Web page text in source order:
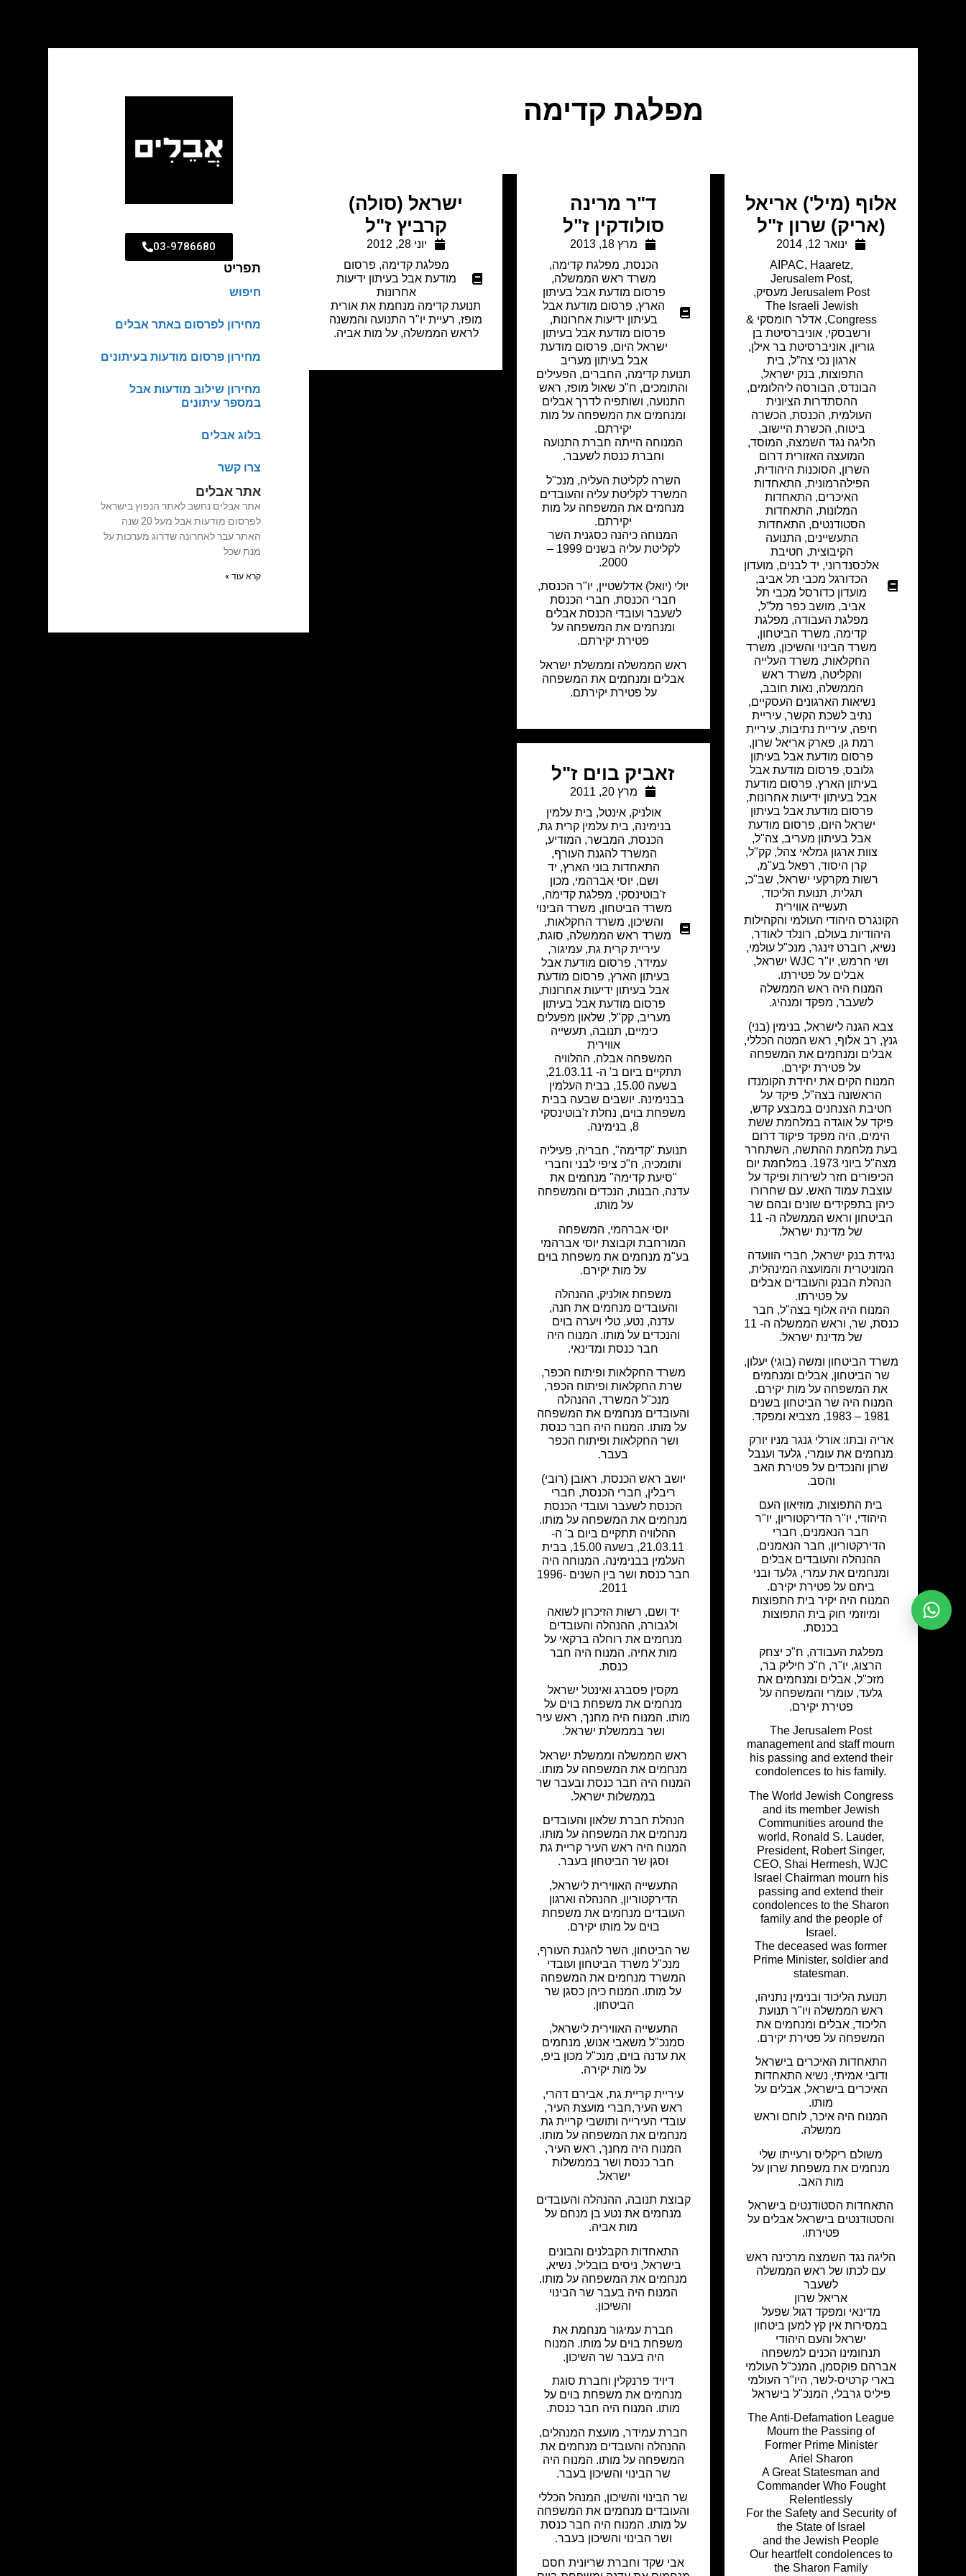
מפלגת קדימה
אלוף (מיל') אריאל
(אריק) שרון ז"ל
ינואר 12, 2014
AIPAC, Haaretz,
Jerusalem Post,
Jerusalem Post מעסיק
,
The Israeli Jewish
Congress
, אדלר חומסקי &
ורשבסקי, אוניברסיטת בן
גוריון, אוניברסיטת בר אילן,
ארגון נכי צה”ל, בית
התפוצות, בנק ישראל,
הבונדס, הבורסה ליהלומים,
ההסתדרות הציונית
העולמית, הכנסת, הכשרה
ביטוח, הכשרת היישוב,
הליגה נגד השמצה, המוסד,
המועצה האזורית דרום
השרון, הסוכנות היהודית,
הפילהרמונית, התאחדות
האיכרים, התאחדות
המלונות, התאחדות
הסטודנטים, התאחדות
התעשיינים, התנועה
הקיבוצית, חטיבת
אלכסנדרוני, יד לבנים, מועדון
הכדורגל מכבי תל אביב,
מועדון כדורסל מכבי תל
אביב, מושב כפר מל”ל,
מפלגת העבודה, מפלגת
קדימה, משרד הביטחון,
משרד הבינוי והשיכון, משרד
החקלאות, משרד העלייה
והקליטה, משרד ראש
הממשלה, נאות חובב,
נשיאות הארגונים העסקיים,
נתיב לשכת הקשר,עיריית
חיפה,עיריית נתיבות,עיריית
רמת גן, פארק אריאל שרון,
פרסום מודעת אבל בעיתון
גלובס, פרסום מודעת אבל
בעיתון הארץ, פרסום מודעת
אבל בעיתון ידיעות אחרונות,
פרסום מודעת אבל בעיתון
ישראל היום, פרסום מודעת
אבל בעיתון מעריב, צה"ל,
צוות ארגון גמלאי צהל, קק"ל,
קרן היסוד, רפאל בע"מ,
רשות מקרקעי ישראל, שב"כ,
תגלית, תנועת הליכוד,
תעשייה אווירית
הקונגרס היהודי העולמי והקהילות
היהודיות בעולם, רונלד לאודר,
נשיא, רוברט זינגר, מנכ"ל עולמי,
ושי חרמש, יו"ר WJC ישראל,
אבלים על פטירתו.
המנוח היה ראש הממשלה
לשעבר, מפקד ומנהיג.
צבא הגנה לישראל, בנימין (בני)
גנץ, רב אלוף, ראש המטה הכללי,
אבלים ומנחמים את המשפחה
על פטירת יקירם.
המנוח הקים את יחידת הקומנדו
הראשונה בצה"ל, פיקד על
חטיבת הצנחנים במבצע קדש,
פיקד על אוגדה במלחמת ששת
הימים, היה מפקד פיקוד דרום
בעת מלחמת ההתשה, השתחרר
מצה"ל ביוני 1973. במלחמת יום
הכיפורים חזר לשירות ופיקד על
עוצבת עמוד האש. עם שחרורו
כיהן בתפקידים שונים ובהם שר
הביטחון וראש הממשלה ה- 11
של מדינת ישראל.
נגידת בנק ישראל, חברי הוועדה
המוניטרית והמועצה המינהלית,
הנהלת הבנק והעובדים אבלים
על פטירתו.
המנוח היה אלוף בצה"ל, חבר
כנסת, שר, וראש הממשלה ה- 11
של מדינת ישראל.
משרד הביטחון ומשה (בוגי) יעלון,
שר הביטחון, אבלים ומנחמים
את המשפחה על מות יקירם.
המנוח היה שר הביטחון בשנים
1981 – 1983, מצביא ומפקד.
אריה ובתו: אורלי גנגר מניו יורק
מנחמים את עומרי, גלעד וענבל
שרון והנכדים על פטירת האב
והסב.
בית התפוצות, מוזיאון העם
היהודי, יו"ר הדירקטוריון, יו"ר
חבר הנאמנים, חברי
הדירקטוריון, חבר הנאמנים,
ההנהלה והעובדים אבלים
ומנחמים את עמרי, גלעד ובני
ביתם על פטירת יקירם.
המנוח היה יקיר בית התפוצות
ומיוזמי חוק בית התפוצות
בכנסת.
מפלגת העבודה, ח"כ יצחק
הרצוג, יו"ר, ח"כ חיליק בר,
מזכ"ל, אבלים ומנחמים את
גלעד, עומרי והמשפחה על
פטירת יקירם.
The Jerusalem Post
management and staff mourn
his passing and extend their
condolences to his family.
The World Jewish Congress
and its member Jewish
Communities around the
world, Ronald S. Lauder,
President, Robert Singer,
CEO, Shai Hermesh, WJC
Israel Chairman mourn his
passing and extend their
condolences to the Sharon
family and the people of
Israel.
The deceased was former
Prime Minister, soldier and
statesman.
תנועת הליכוד ובנימין נתניהו,
ראש הממשלה ויו"ר תנועת
הליכוד, אבלים ומנחמים את
המשפחה על פטירת יקירם.
התאחדות האיכרים בישראל
ודובי אמיתי, נשיא התאחדות
האיכרים בישראל, אבלים על
מותו.
המנוח היה איכר, לוחם וראש
ממשלה.
משולם ריקליס ורעייתו שלי
מנחמים את משפחת שרון על
מות האב.
התאחדות הסטודנטים בישראל
והסטודנטים בישראל אבלים על
פטירתו.
הליגה נגד השמצה מרכינה ראש
עם לכתו של ראש הממשלה
לשעבר
אריאל שרון
מדינאי ומפקד דגול שפעל
במסירות אין קץ למען ביטחון
ישראל והעם היהודי
תנחומינו הכנים למשפחה
אברהם פוקסמן, המנכ"ל העולמי
בארי קרטיס-לשר, היו"ר העולמי
פיליס גרבלי, המנכ"ל בישראל
The Anti-Defamation League
Mourn the Passing of
Former Prime Minister
Ariel Sharon
A Great Statesman and
Commander Who Fought
Relentlessly
For the Safety and Security of
the State of Israel
and the Jewish People
Our heartfelt condolences to
the Sharon Family
ד"ר מרינה
סולודקין ז"ל
מרץ 18, 2013
הכנסת, מפלגת קדימה,
משרד ראש הממשלה,
פרסום מודעת אבל בעיתון
הארץ, פרסום מודעת אבל
בעיתון ידיעות אחרונות,
פרסום מודעת אבל בעיתון
ישראל היום, פרסום מודעת
אבל בעיתון מעריב
תנועת קדימה, החברים, הפעילים
והתומכים, ח"כ שאול מופז, ראש
התנועה, ושותפיה לדרך אבלים
ומנחמים את המשפחה על מות
יקירתם.
המנוחה הייתה חברת התנועה
וחברת כנסת לשעבר.
השרה לקליטת העליה, מנכ"ל
המשרד לקליטת עליה והעובדים
מנחמים את המשפחה על מות
יקירתם.
המנוחה כיהנה כסגנית השר
לקליטת עליה בשנים 1999 –
2000.
יולי (יואל) אדלשטיין, יו"ר הכנסת,
חברי הכנסת, חברי הכנסת
לשעבר ועובדי הכנסת אבלים
ומנחמים את המשפחה על
פטירת יקירתם.
ראש הממשלה וממשלת ישראל
אבלים ומנחמים את המשפחה
על פטירת יקירתם.
ישראל (סולה)
קרביץ ז"ל
יוני 28, 2012
מפלגת קדימה, פרסום
מודעת אבל בעיתון ידיעות
אחרונות
תנועת קדימה מנחמת את אורית
מופז, רעיית יו"ר התנועה והמשנה
לראש הממשלה, על מות אביה.
זאביק בוים ז"ל
מרץ 20, 2011
אולניק, אינטל, בית עלמין
בנימינה, בית עלמין קרית גת,
הכנסת, המבשר, המודיע,
המשרד להגנת העורף,
התאחדות בוני הארץ, יד
ושם, יוסי אברהמי, מכון
ז'בוטינסקי, מפלגת קדימה,
משרד הביטחון, משרד הבינוי
והשיכון, משרד החקלאות,
משרד ראש הממשלה, סוגת,
עיריית קרית גת, עמיגור,
עמידר, פרסום מודעת אבל
בעיתון הארץ, פרסום מודעת
אבל בעיתון ידיעות אחרונות,
פרסום מודעת אבל בעיתון
מעריב, קק"ל, שלאון מפעלים
כימיים, תנובה, תעשייה
אווירית
המשפחה אבלה. ההלוויה
תתקיים ביום ב' ה- 21.03.11,
בשעה 15.00, בבית העלמין
בבנימינה. יושבים שבעה בבית
משפחת בוים, נחלת ז'בוטינסקי
8, בנימינה.
תנועת "קדימה", חבריה, פעיליה
ותומכיה, ח"כ ציפי לבני וחברי
"סיעת קדימה" מנחמים את
עדנה, הבנות, הנכדים והמשפחה
על מותו.
יוסי אברהמי, המשפחה
המורחבת וקבוצת יוסי אברהמי
בע"מ מנחמים את משפחת בוים
על מות יקירם.
משפחת אולניק, ההנהלה
והעובדים מנחמים את חנה,
עדנה, נטע, טלי ויערה בוים
והנכדים על מותו. המנוח היה
חבר כנסת ומדינאי.
משרד החקלאות ופיתוח הכפר,
שרת החקלאות ופיתוח הכפר,
מנכ"ל המשרד, ההנהלה
והעובדים מנחמים את המשפחה
על מותו. המנוח היה חבר כנסת
ושר החקלאות ופיתוח הכפר
בעבר.
יושב ראש הכנסת, ראובן (רובי)
ריבלין, חברי הכנסת, חברי
הכנסת לשעבר ועובדי הכנסת
מנחמים את המשפחה על מותו.
ההלוויה תתקיים ביום ב' ה-
21.03.11, בשעה 15.00, בבית
העלמין בבנימינה. המנוחה היה
חבר כנסת ושר בין השנים 1996-
2011.
יד ושם, רשות הזיכרון לשואה
ולגבורה, ההנהלה והעובדים
מנחמים את רוחלה ברקאי על
מות אחיה. המנוח היה חבר
כנסת.
מקסין פסברג ואינטל ישראל
מנחמים את משפחת בוים על
מותו. המנוח היה מחנך, ראש עיר
ושר בממשלת ישראל.
ראש הממשלה וממשלת ישראל
מנחמים את המשפחה על מותו.
המנוח היה חבר כנסת ובעבר שר
בממשלות ישראל.
הנהלת חברת שלאון והעובדים
מנחמים את המשפחה על מותו.
המנוח היה ראש העיר קריית גת
וסגן שר הביטחון בעבר.
התעשייה האווירית לישראל,
הדירקטוריון, ההנהלה וארגון
העובדים מנחמים את משפחת
בוים על מותו יקירם.
שר הביטחון, השר להגנת העורף,
מנכ"ל משרד הביטחון ועובדי
המשרד מנחמים את המשפחה
על מותו. המנוח כיהן כסגן שר
הביטחון.
התעשייה האווירית לישראל,
סמנכ"ל משאבי אנוש, מנחמים
את עדנה בוים, מנכ"ל מכון ביפ,
על מות יקירה.
עיריית קריית גת, אבירם דהרי,
ראש העיר,חברי מועצת העיר,
עובדי העירייה ותושבי קריית גת
מנחמים את המשפחה על מותו.
המנוח היה מחנך, ראש העיר,
חבר כנסת ושר בממשלות
ישראל.
קבוצת תנובה, ההנהלה והעובדים
מנחמים את נטע בן מנחם על
מות אביה.
התאחדות הקבלנים והבונים
בישראל, ניסים בובליל, נשיא,
מנחמים את המשפחה על מותו.
המנוח היה בעבר שר הבינוי
והשיכון.
חברת עמיגור מנחמת את
משפחת בוים על מותו. המנוח
היה בעבר שר השיכון.
דיויד פרנקלין וחברת סוגת
מנחמים את משפחת בוים על
מותו. המנוח היה חבר כנסת.
חברת עמידר, מועצת המנהלים,
ההנהלה והעובדים מנחמים את
המשפחה על מותו. המנוח היה
שר הבינוי והשיכון בעבר.
שר הבינוי והשיכון, המנהל הכללי
והעובדים מנחמים את המשפחה
על מותו. המנוח היה חבר כנסת
ושר הבינוי והשיכון בעבר.
אבי שקד וחברת שריונית חסם
03-9786680
תפריט
חיפוש
מחירון לפרסום באתר אבלים
מחירון פרסום מודעות בעיתונים
מחירון שילוב מודעות אבל
במספר עיתונים
בלוג אבלים
צרו קשר
אתר אבלים
אתר אבלים נחשב לאתר הנפוץ בישראל
לפרסום מודעות אבל מעל 20 שנה
האתר עבר לאחרונה שדרוג מערכות על
מנת שכל
קרא עוד »